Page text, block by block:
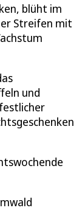
blüht im
Streifen mit
und